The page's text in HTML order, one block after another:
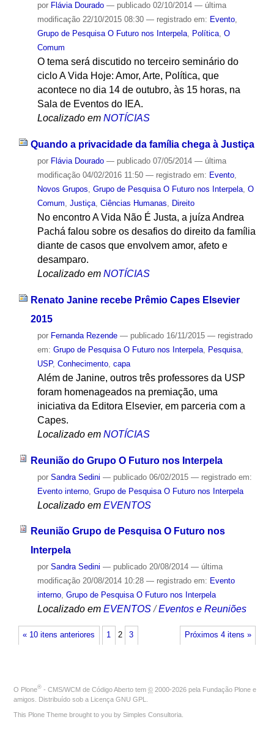
por Flávia Dourado — publicado02/10/2014 — última
modificação22/10/2015 08:30 — registrado em: Evento,
Grupo de Pesquisa O Futuro nos Interpela, Política, O
Comum
O tema será discutido no terceiro seminário do
ciclo A Vida Hoje: Amor, Arte, Política, que
acontece no dia 14 de outubro, às 15 horas, na
Sala de Eventos do IEA.
Localizado em NOTÍCIAS
Quando a privacidade da família chega à Justiça
por Flávia Dourado — publicado07/05/2014 — última
modificação04/02/2016 11:50 — registrado em: Evento,
Novos Grupos, Grupo de Pesquisa O Futuro nos Interpela, O
Comum, Justiça, Ciências Humanas, Direito
No encontro A Vida Não É Justa, a juíza Andrea
Pachá falou sobre os desafios do direito da família
diante de casos que envolvem amor, afeto e
desamparo.
Localizado em NOTÍCIAS
Renato Janine recebe Prêmio Capes Elsevier
2015
por Fernanda Rezende — publicado16/11/2015 — registrado
em: Grupo de Pesquisa O Futuro nos Interpela, Pesquisa,
USP, Conhecimento, capa
Além de Janine, outros três professores da USP
foram homenageados na premiação, uma
iniciativa da Editora Elsevier, em parceria com a
Capes.
Localizado em NOTÍCIAS
Reunião do Grupo O Futuro nos Interpela
por Sandra Sedini — publicado06/02/2015 — registrado em:
Evento interno, Grupo de Pesquisa O Futuro nos Interpela
Localizado em EVENTOS
Reunião Grupo de Pesquisa O Futuro nos
Interpela
por Sandra Sedini — publicado20/08/2014 — última
modificação20/08/2014 10:28 — registrado em: Evento
interno, Grupo de Pesquisa O Futuro nos Interpela
Localizado em EVENTOS /Eventos e Reuniões
« 10 itens anteriores Próximos 4 itens »
1 2 3
O Plone® - CMS/WCM de Código Aberto tem © 2000-2026 pela Fundação Plone e
amigos. Distribuído sob a Licença GNU GPL
This Plone Theme brought to you by Simples Consultoria